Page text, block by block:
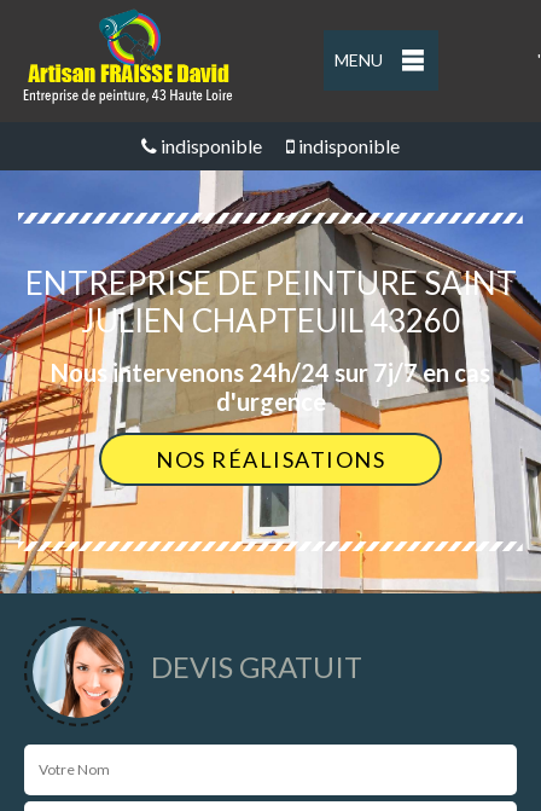
MENU '
indisponible indisponible
ENTREPRISE DE PEINTURE SAINT
JULIEN CHAPTEUIL 43260
Nous intervenons 24h/24 sur 7j/7 en cas
d'urgence
NOS RÉALISATIONS
DEVIS GRATUIT